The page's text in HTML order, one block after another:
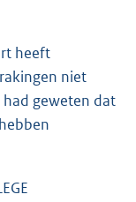
heeft
niet
had geweten dat